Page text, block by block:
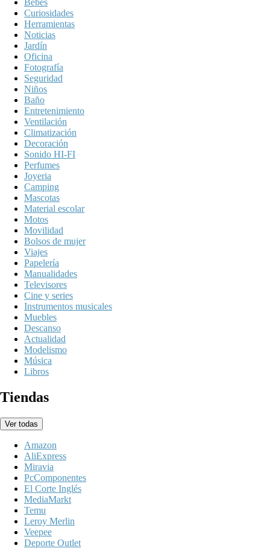
Curiosidades
Herramientas
Noticias
Jardín
Oficina
Fotografía
Seguridad
Niños
Baño
Entretenimiento
Ventilación
Climatización
Decoración
Sonido HI-FI
Perfumes
Joyeria
Camping
Mascotas
Material escolar
Motos
Movilidad
Bolsos de mujer
Viajes
Papelería
Manualidades
Televisores
Cine y series
Instrumentos musicales
Muebles
Descanso
Actualidad
Modelismo
Música
Libros
Tiendas
Ver todas
Amazon
AliExpress
Miravia
PcComponentes
El Corte Inglés
MediaMarkt
Temu
Leroy Merlin
Veepee
Deporte Outlet